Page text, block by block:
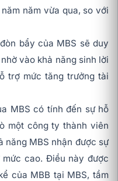
năm vừa qua, so với
bẩy của MBS sẽ duy
vào khả năng sinh lời
trợ mức tăng trưởng tài
MBS có tính đến sự hỗ
một công ty thành viên
năng MBS nhận được sự
cao. Điều này được
của MBB tại MBS, tầm